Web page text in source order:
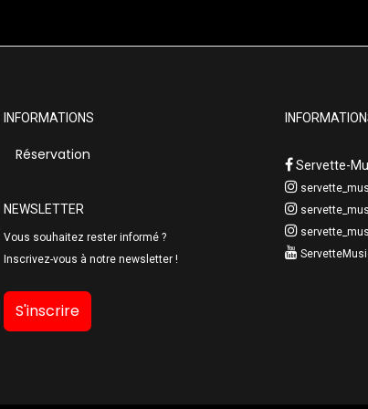
INFORMATIONS
Réservation
NEWSLETTER
Vous souhaitez rester informé ?
Inscrivez-vous à notre newsletter !
S'inscrire
Servette-